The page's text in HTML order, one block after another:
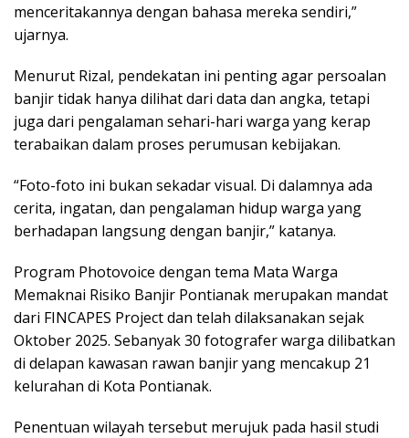
menceritakannya dengan bahasa mereka sendiri,”
ujarnya.
Menurut Rizal, pendekatan ini penting agar persoalan
banjir tidak hanya dilihat dari data dan angka, tetapi
juga dari pengalaman sehari-hari warga yang kerap
terabaikan dalam proses perumusan kebijakan.
“Foto-foto ini bukan sekadar visual. Di dalamnya ada
cerita, ingatan, dan pengalaman hidup warga yang
berhadapan langsung dengan banjir,” katanya.
Program Photovoice dengan tema Mata Warga
Memaknai Risiko Banjir Pontianak merupakan mandat
dari FINCAPES Project dan telah dilaksanakan sejak
Oktober 2025. Sebanyak 30 fotografer warga dilibatkan
di delapan kawasan rawan banjir yang mencakup 21
kelurahan di Kota Pontianak.
Penentuan wilayah tersebut merujuk pada hasil studi